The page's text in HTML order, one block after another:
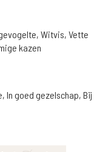
Witvis, Vette
kazen
In goed gezelschap, Bij